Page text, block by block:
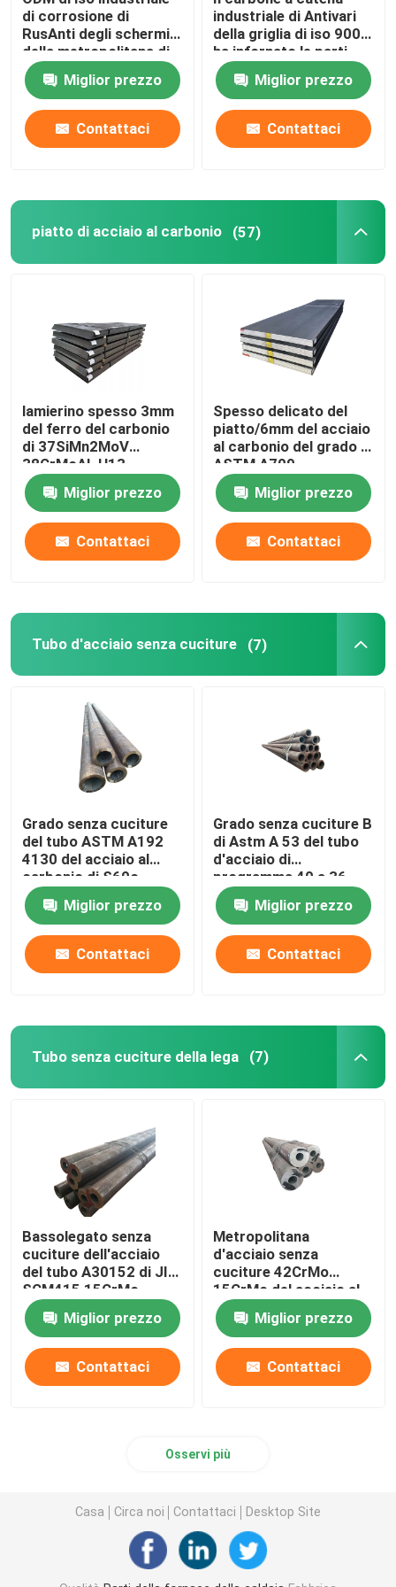
Rullo dentato a catena del rullo
Caldaia della griglia fissa
di corrosione di
RusAnti degli schermi
della metropolitana di
caldaia della centrale
elettricaMiglior prezzo
Contattaci
industriale di Antivari
della griglia di iso 9001
ha infornato le parti
della caldaia a vapore
Miglior prezzo
Contattaci
piatto di acciaio al carbonio (57)
lamierino spesso 3mm
del ferro del carbonio
di 37SiMn2MoV
38CrMoAL H13
2mm/lamiera d'acciaio
Miglior prezzo
Contattaci
Spesso delicato del
piatto/6mm del acciaio
al carbonio del grado di
ASTM A709
galvanizzato
Miglior prezzo
Contattaci
Tubo d'acciaio senza cuciture (7)
Grado senza cuciture
del tubo ASTM A192
4130 del acciaio al
carbonio di S60c
Miglior prezzo
Contattaci
Grado senza cuciture B
di Astm A 53 del tubo
d'acciaio di
programma 40 a 36
pollici
Miglior prezzo
Contattaci
Tubo senza cuciture della lega (7)
Bassolegato senza
cuciture dell'acciaio
del tubo A30152 di JIS
SCM415 15CrMo
1,7243
Miglior prezzo
Contattaci
Metropolitana
d'acciaio senza
cuciture 42CrMo
15CrMo del acciaio al
carbonio di ASTM
A283 T91 P91 P22
P11
Miglior prezzo
Contattaci
Osservi più
Casa Circa noi Contattaci Desktop Site